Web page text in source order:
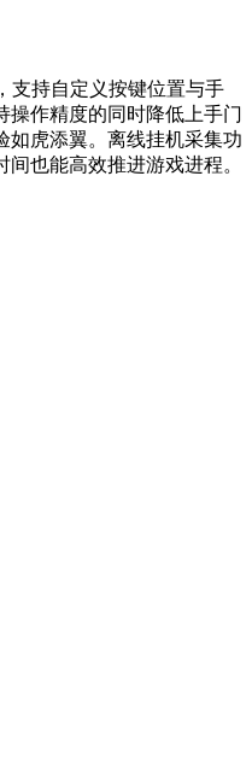
支持自定义按键位置与手
操作精度的同时降低上手门
如虎添翼。离线挂机采集功
也能高效推进游戏进程。